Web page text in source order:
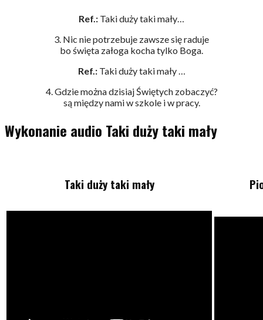
Ref.: Taki duży taki mały…
3. Nic nie potrzebuje zawsze się raduje
bo święta załoga kocha tylko Boga.
Ref.:Taki duży taki mały …
4. Gdzie można dzisiaj Świętych zobaczyć?
są między nami w szkole i w pracy.
Wykonanie audio Taki duży taki mały
Taki duży taki mały